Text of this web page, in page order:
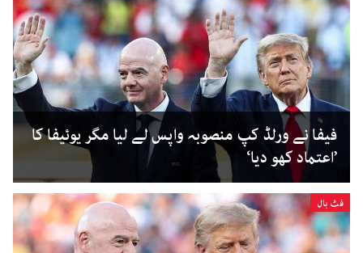
فیفا نے ورلڈ کپ منصوبہ واپس لے لیا مگر یوئیفا کا
’اعتماد کھو دیا‘
فٹ بال